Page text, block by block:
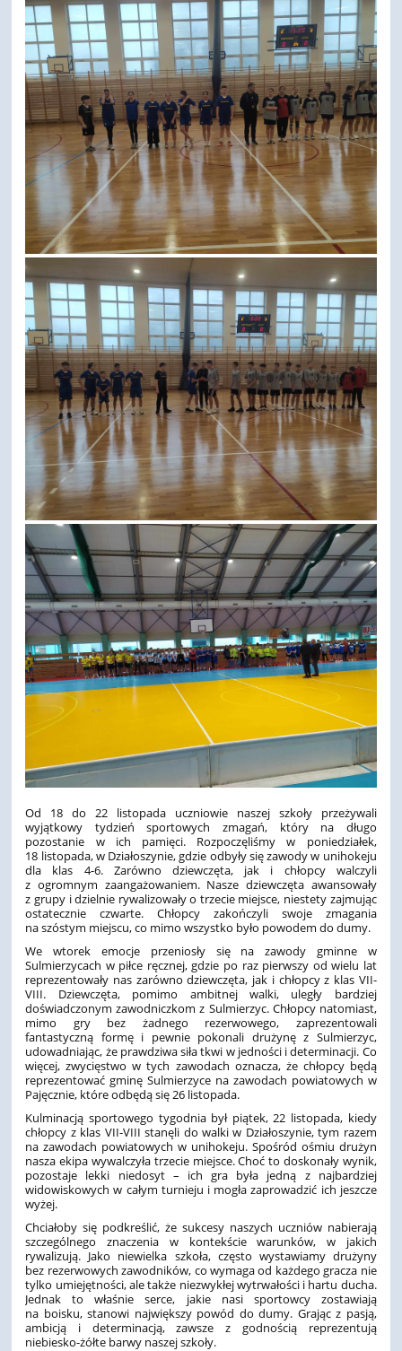
Od 18 do 22 listopada uczniowie naszej szkoły przeżywali
wyjątkowy tydzień sportowych zmagań, który na długo
pozostanie w ich pamięci. Rozpoczęliśmy w poniedziałek,
18 listopada, w Działoszynie, gdzie odbyły się zawody w unihokeju
dla klas 4-6. Zarówno dziewczęta, jak i chłopcy walczyli
z ogromnym zaangażowaniem. Nasze dziewczęta awansowały
z grupy i dzielnie rywalizowały o trzecie miejsce, niestety zajmując
ostatecznie czwarte. Chłopcy zakończyli swoje zmagania
na szóstym miejscu, co mimo wszystko było powodem do dumy.
We wtorek emocje przeniosły się na zawody gminne w
Sulmierzycach w piłce ręcznej, gdzie po raz pierwszy od wielu lat
reprezentowały nas zarówno dziewczęta, jak i chłopcy z klas VII-
VIII. Dziewczęta, pomimo ambitnej walki, uległy bardziej
doświadczonym zawodniczkom z Sulmierzyc. Chłopcy natomiast,
mimo gry bez żadnego rezerwowego, zaprezentowali
fantastyczną formę i pewnie pokonali drużynę z Sulmierzyc,
udowadniając, że prawdziwa siła tkwi w jedności i determinacji. Co
więcej, zwycięstwo w tych zawodach oznacza, że chłopcy będą
reprezentować gminę Sulmierzyce na zawodach powiatowych w
Pajęcznie, które odbędą się 26 listopada.
Kulminacją sportowego tygodnia był piątek, 22 listopada, kiedy
chłopcy z klas VII-VIII stanęli do walki w Działoszynie, tym razem
na zawodach powiatowych w unihokeju. Spośród ośmiu drużyn
nasza ekipa wywalczyła trzecie miejsce. Choć to doskonały wynik,
pozostaje lekki niedosyt – ich gra była jedną z najbardziej
widowiskowych w całym turnieju i mogła zaprowadzić ich jeszcze
wyżej.
Chciałoby się podkreślić, że sukcesy naszych uczniów nabierają
szczególnego znaczenia w kontekście warunków, w jakich
rywalizują. Jako niewielka szkoła, często wystawiamy drużyny
bez rezerwowych zawodników, co wymaga od każdego gracza nie
tylko umiejętności, ale także niezwykłej wytrwałości i hartu ducha.
Jednak to właśnie serce, jakie nasi sportowcy zostawiają
na boisku, stanowi największy powód do dumy. Grając z pasją,
ambicją i determinacją, zawsze z godnością reprezentują
niebiesko-żółte barwy naszej szkoły.